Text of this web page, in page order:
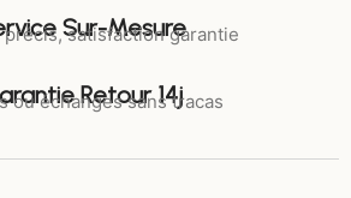
Sur-Mesure
précis, satisfaction garantie
Retour 14j
ou échanges sans tracas